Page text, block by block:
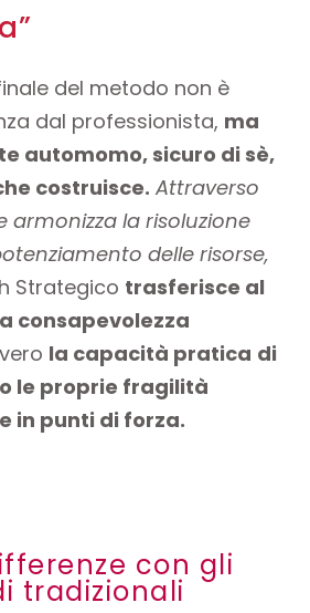
del metodo non è
dal professionista, ma
automomo, sicuro di sè,
costruisce. Attraverso
armonizza la risoluzione
delle risorse,
Strategico trasferisce al
consapevolezza
la capacità pratica di
le proprie fragilità
in punti di forza.
con gli
tradizionali